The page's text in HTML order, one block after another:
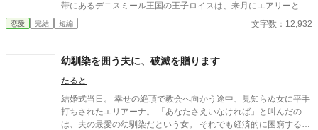
帯にあるデニスミール王国の王子ロイスは、来月にエアリーと結
婚式を挙げる予定だった。エアリーは隣国アーランドの王女で、
元々は政略結婚が目的で引き合わされたのだが、誰にでも平等に
た。俺はエアリーに素直な気持ちを伝え、王家に代々伝わる指輪
を渡した。エアリーはとても喜んでくれた。俺は早めにエアリー
を呼び寄せた。デニスミールでの暮らしに慣れてほしかったから
だ。初めは人見知りを発揮していたエアリーだったが、次第に打
ち解けていった。 そう思っていたのに。 エアリーは突然姿を消し
た。俺が渡した指輪を置いて…… ※ストーリーは、ロイスとエア
恋愛 完結 短編 文字数：12,932
幼馴染を囲う夫に、破滅を贈ります
たると
結婚式当日。 幸せの絶頂で教会へ向かう途中、見知らぬ女に平手
打ちされたエリアーナ。 「あなたさえいなければ」と叫んだの
は、夫の最愛の幼馴染だという女。 それでも経済的に困窮する実